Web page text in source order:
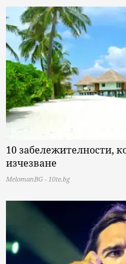
10 забележителности,
изчезване
MelomanBG - 10te.bg